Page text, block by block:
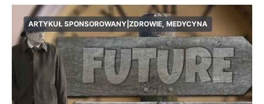
ARTYKUŁ SPONSOROWANY|ZDROWIE, MEDYCYNA